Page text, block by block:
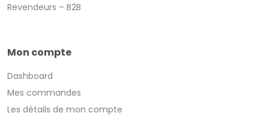
Revendeurs – B2B
Mon compte
Dashboard
Mes commandes
Les détails de mon compte